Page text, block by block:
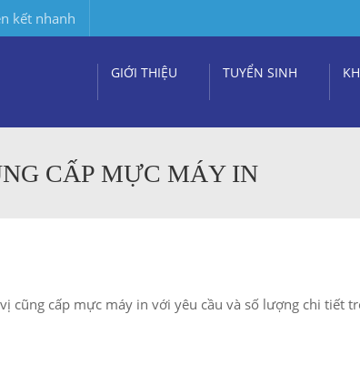
kết nhanh
GIỚI THIỆU TUYỂN SINH
CẤP MỰC MÁY IN
cũng cấp mực máy in với yêu cầu và số lượng chi tiết